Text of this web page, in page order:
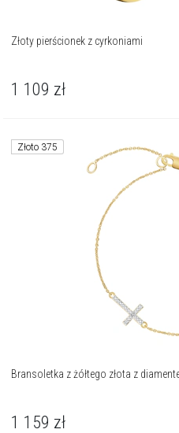
Złoty pierścionek z cyrkoniami
1 109 zł
Złoto 375
Bransoletka z żółtego złota z
1 159 zł